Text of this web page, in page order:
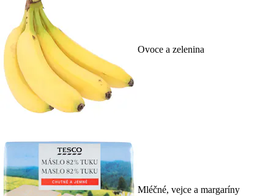
Ovoce a zelenina
Mléčné, vejce a margaríny